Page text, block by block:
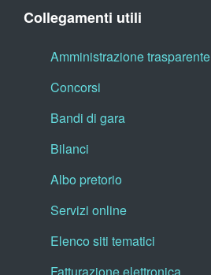
Collegamenti utili
Amministrazione trasparente
Concorsi
Bandi di gara
Bilanci
Albo pretorio
Servizi online
Elenco siti tematici